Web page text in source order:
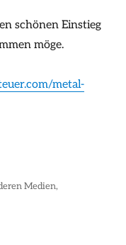
schönen Einstieg
möge.
metal-
Medien,